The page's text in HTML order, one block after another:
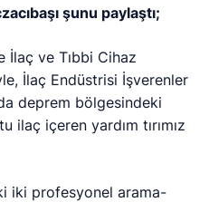
şunu paylaştı;
İlaç ve Tıbbi Cihaz
İlaç Endüstrisi İşverenler
deprem bölgesindeki
içeren yardım tırımız
iki profesyonel arama-